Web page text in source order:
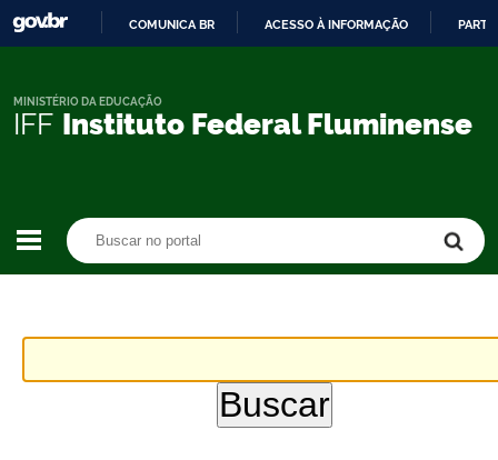
CONTEÚDO
COMUNICA BR ACESSO À INFORMAÇÃO
IFF Instituto Federal Fluminense
MINISTÉRIO DA EDUCAÇÃO